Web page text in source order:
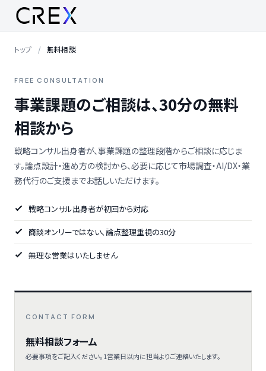
トップ 無料相談
FREE CONSULTATION
事業課題のご相談は、30分の無料
相談から
戦略コンサル出身者が、事業課題の整理段階からご相談に応じま
す。論点設計・進め方の検討から、必要に応じて市場調査・AI/DX・業
務代行のご支援までお話しいただけます。
戦略コンサル出身者が初回から対応
商談オンリーではない、論点整理重視の30分
無理な営業はいたしません
CONTACT FORM
無料相談フォーム
必要事項をご記入ください。1営業日以内に担当よりご連絡いたします。